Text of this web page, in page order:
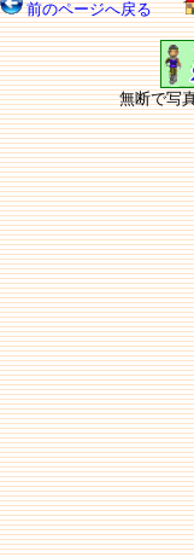
前のページへ戻る
無断で写